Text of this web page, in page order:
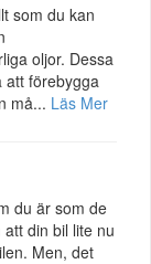
som du kan
oljor. Dessa
att förebygga
må... Läs Mer
du är som de
din bil lite nu
Men, det